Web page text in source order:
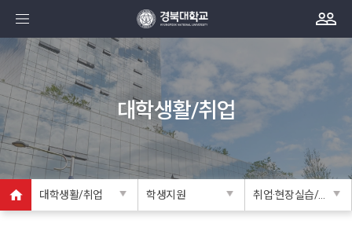
대학생활/취업
대학생활/취업 학생지원 취업·현장실습/창업